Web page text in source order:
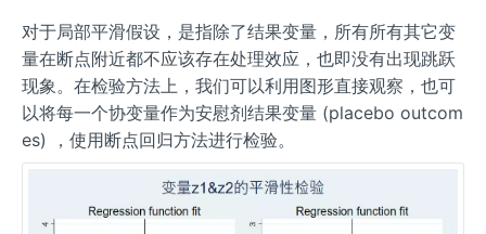
对于局部平滑假设，是指除了结果变量，所有所有其它变
量在断点附近都不应该存在处理效应，也即没有出现跳跃
现象。在检验方法上，我们可以利用图形直接观察，也可
以将每一个协变量作为安慰剂结果变量 (placebo outcom
es) ，使用断点回归方法进行检验。